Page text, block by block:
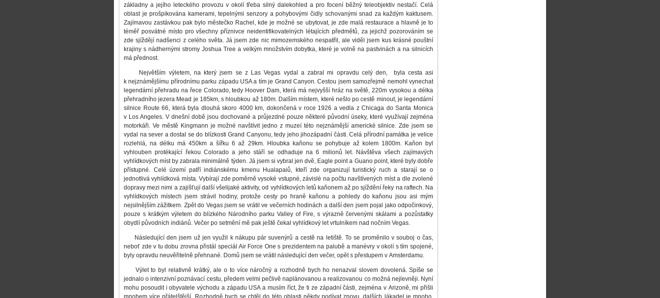
základny a jejího leteckého provozu v okolí třeba silný dalekohled a pro focení běžný teleobjektiv nestačí. Celá
oblast je prošpikována kamerami, tepelnými senzory a pohybovými čidly schovanými snad za každým kaktusem.
Zajímavou zastávkou pak bylo městečko Rachel, kde je možné se ubytovat, je zde malá restaurace a hlavně je to
téměř posvátné místo pro všechny příznivce neidentifikovatelných létajících předmětů, za jejichž pozorováním se
zde sjíždějí nadšenci z celého světa. Já jsem zde nic mimozemského nespatřil, ale viděl jsem kus krásné pouštní
krajiny s nádhernými stromy Joshua Tree a velkým množstvím dobytka, které je volně na pastvinách a na silnicích
má přednost.
Největším výletem, na který jsem se z Las Vegas vydal a zabral mi opravdu celý den, byla cesta asi
k nejznámějšímu přírodnímu parku západu USA a tím je Grand Canyon. Cestou jsem samozřejmě nemohl vynechat
legendární přehradu na řece Colorado, tedy Hoover Dam, která má nejvyšší hráz na světě, 220m vysokou a délka
přehradního jezera Mead je 185km, s hloubkou až 180m. Dalším místem, které nešlo po cestě minout, je legendární
silnice Route 66, která byla dlouhá skoro 4000 km, dokončená v roce 1926 a vedla z Chicaga do Santa Monica
v Los Angeles. V dnešní době jsou dochované a průjezdné pouze některé původní úseky, které využívají zejména
motorkáři. Ve městě Kingmann je možné navštívit jedno z muzeí této nejznámější americké silnice. Zde jsem se
vydal na sever a dostal se do blízkosti Grand Canyonu, tedy jeho jihozápadní části. Celá přírodní památka je velice
rozlehlá, na délku má 450km a šířku 6 až 29km. Hloubka kaňonu se pohybuje až kolem 1800m. Kaňon byl
vyhlouben protékající řekou Colorado a jeho stáří se odhaduje na 6 milionů let. Návštěva všech zajímavých
vyhlídkových míst by zabrala minimálně týden. Já jsem si vybral jen dvě, Eagle point a Guano point, které byly dobře
přístupné. Celé území patří indiánskému kmenu Hualapaiů, kteří zde organizují turistický ruch a starají se o
jednotlivá vyhlídková místa. Vybírají zde poměrně vysoké vstupné, závislé na počtu navštívených míst a dle zvolené
dopravy mezi nimi a zajišťují další všelijaké aktivity, od vyhlídkových letů kaňonem až po sjíždění řeky na raftech. Na
vyhlídkových místech jsem strávil hodiny, protože cesty po hraně kaňonu a pohledy do kaňonu jsou asi mým
nejsilnějším zážitkem. Zpět do Vegas jsem se vrátil ve večerních hodinách a další den jsem pojal jako odpočinkový,
pouze s krátkým výletem do blízkého Národního parku Valley of Fire, s výrazně červenými skálami a pozůstatky
obydlí původních indiánů. Večer po setmění mě pak ještě čekal vyhlídkový let vrtulníkem nad nočním Vegas.
Následující den jsem už jen využil k nákupu pár suvenýrů a cestě na letiště. To se proměnilo v souboj o čas,
neboť zde v tu dobu zrovna přistál speciál Air Force One s prezidentem na palubě a manévry v okolí s tím spojené,
byly opravdu neuvěřitelně přehnané. Domů jsem se vrátil následující den večer, opět s přestupem v Amsterdamu.
Výlet to byl relativně krátký, ale o to více náročný a rozhodně bych ho nenazval slovem dovolená. Spíše se
jednalo o intenzivní poznávací cestu, předem velmi pečlivě naplánovanou a realizovanou co možná nejlevněji. Nyní
mohu posoudit i obyvatele východu a západu USA a musím říct, že ti ze západní části, zejména v Arizoně, mi přišli
mnohem více přátelštější. Rozhodně bych se chtěl do této oblasti někdy podívat znovu, dalších lákadel je mnoho,